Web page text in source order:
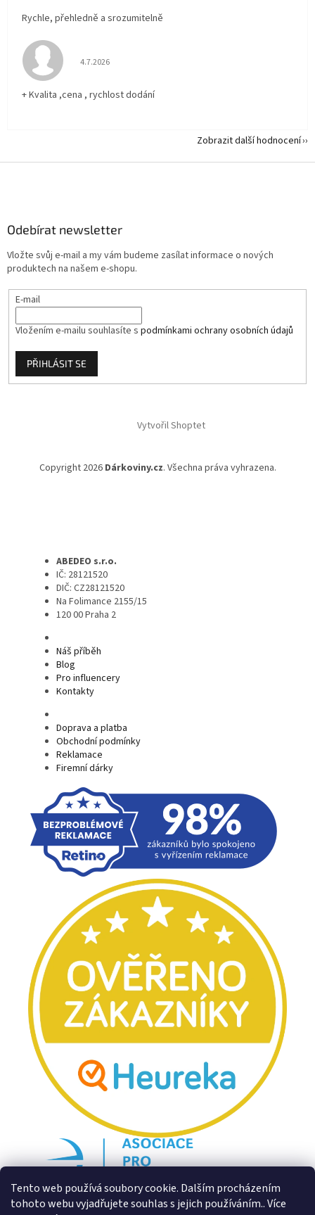
Tento web používá soubory cookie. Dalším procházením
tohoto webu vyjadřujete souhlas s jejich používáním.. Více
Rychle, přehledně a srozumitelně
Hodnocení obchodu je 5 z 5 hvězdiček.
4.7.2026
+ Kvalita ,cena , rychlost dodání
Zobrazit další hodnocení
Odebírat newsletter
Vložte svůj e-mail a my vám budeme zasílat informace o nových
produktech na našem e-shopu.
E-mail
Vložením e-mailu souhlasíte s podmínkami ochrany osobních údajů
PŘIHLÁSIT SE
Vytvořil Shoptet
Copyright 2026 Dárkoviny.cz. Všechna práva vyhrazena.
ABEDEO s.r.o.
IČ: 28121520
DIČ: CZ28121520
Na Folimance 2155/15
120 00 Praha 2
Náš příběh
Blog
Pro influencery
Kontakty
Doprava a platba
Obchodní podmínky
Reklamace
Firemní dárky